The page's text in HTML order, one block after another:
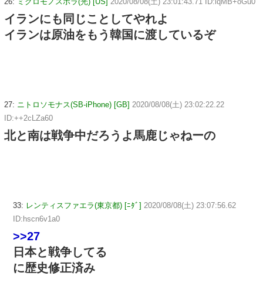
イランにも同じことしてやれよ
イランは原油をもう韓国に渡しているぞ
27: ニトロソモナス(SB-iPhone) [GB] 2020/08/08(土) 23:02:22.22
ID:++2cLZa60
北と南は戦争中だろうよ馬鹿じゃねーの
33: レンティスファエラ(東京都) [ﾆﾀﾞ] 2020/08/08(土) 23:07:56.62
ID:hscn6v1a0
>>27
日本と戦争してる
に歴史修正済み